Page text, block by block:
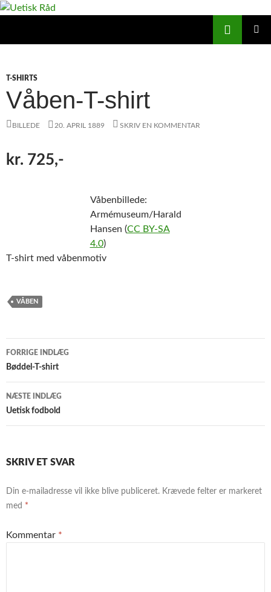
Hop
T-SHIRTS
Våben-T-shirt
BILLEDE 20. APRIL 1889 SKRIV EN KOMMENTAR
kr. 725,-
Våbenbillede:
Armémuseum/Harald
Hansen (CC BY-SA
4.0)
T-shirt med våbenmotiv
VÅBEN
Indlægsnavigation
FORRIGE INDLÆG
Bøddel-T-shirt
NÆSTE INDLÆG
Uetisk fodbold
SKRIV ET SVAR
Din e-mailadresse vil ikke blive publiceret. Krævede felter er markeret
med *
Kommentar *